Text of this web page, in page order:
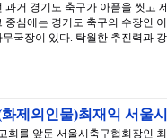
과거 경기도 축구가 아픔을 씻고
중심에는 경기도 축구의 수장인
무국장이 있다. 탁월한 추진력과
제의인물)최재익 서울
희를 앞둔 서울시축구협회장인